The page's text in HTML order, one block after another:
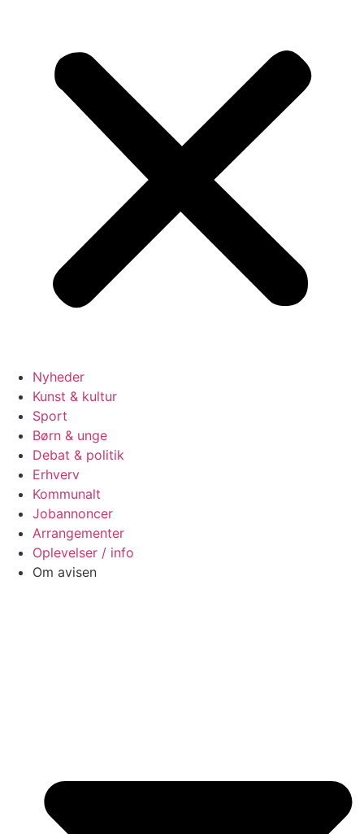
Nyheder
Kunst & kultur
Sport
Børn & unge
Debat & politik
Erhverv
Kommunalt
Jobannoncer
Arrangementer
Oplevelser / info
Om avisen